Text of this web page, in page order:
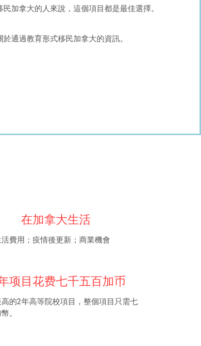
加拿大的人來說，這個項目都是最佳選擇。
通過教育形式移民加拿大的資訊。
在加拿大生活
費用；疫情後更新；商業機會
项目花费七千五百加币
的2年高等院校項目，整個項目只需七
。